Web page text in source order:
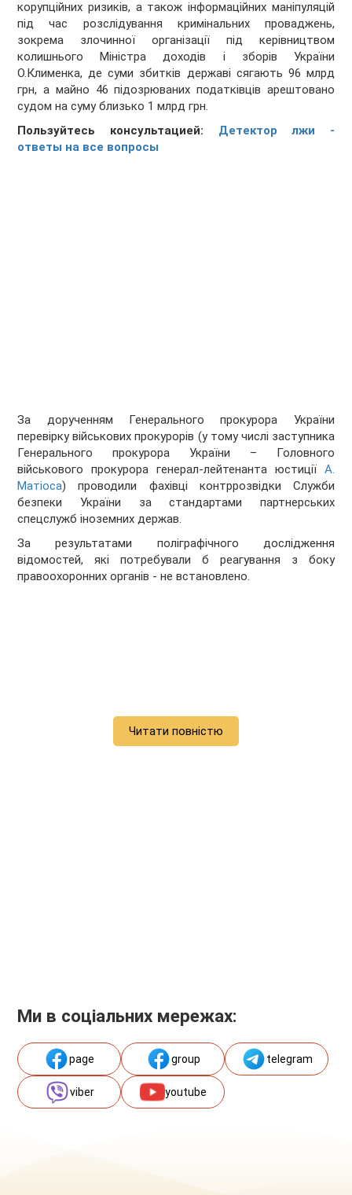
корупційних ризиків, а також інформаційних маніпуляцій
під час розслідування кримінальних проваджень,
зокрема злочинної організації під керівництвом
колишнього Міністра доходів і зборів України
О.Клименка, де суми збитків державі сягають 96 млрд
грн, а майно 46 підозрюваних податківців арештовано
судом на суму близько 1 млрд грн.
Пользуйтесь консультацией: Детектор лжи -
ответы на все вопросы
За дорученням Генерального прокурора України
перевірку військових прокурорів (у тому числі заступника
Генерального прокурора України – Головного
військового прокурора генерал-лейтенанта юстиції А.
Матіоса) проводили фахівці контррозвідки Служби
безпеки України за стандартами партнерських
спецслужб іноземних держав.
За результатами поліграфічного дослідження
відомостей, які потребували б реагування з боку
правоохоронних органів - не встановлено.
Читати повністю
Ми в соціальних мережах:
page group telegram
viber youtube